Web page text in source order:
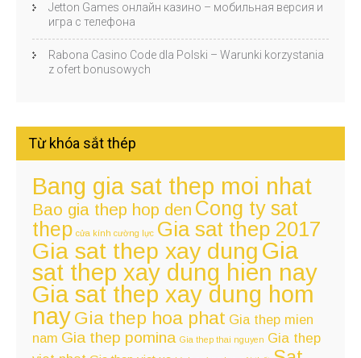
Jetton Games онлайн казино – мобильная версия и
игра с телефона
Rabona Casino Code dla Polski – Warunki korzystania
z ofert bonusowych
Từ khóa sắt thép
Bang gia sat thep moi nhat
Bao gia thep hop den Cong ty sat
thep cửa kính cường lực Gia sat thep 2017
Gia sat thep xay dung Gia
sat thep xay dung hien nay
Gia sat thep xay dung hom
nayGia thep hoa phat Gia thep mien
nam Gia thep pomina Gia thep thai nguyen Gia thep